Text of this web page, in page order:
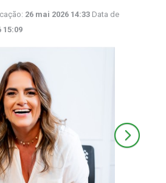
26 mai 2026 14:33 Data de
15:09